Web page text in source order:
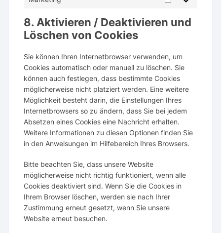
Marketing
8. Aktivieren / Deaktivieren und
Löschen von Cookies
Sie können Ihren Internetbrowser verwenden, um
Cookies automatisch oder manuell zu löschen. Sie
können auch festlegen, dass bestimmte Cookies
möglicherweise nicht platziert werden. Eine weitere
Möglichkeit besteht darin, die Einstellungen Ihres
Internetbrowsers so zu ändern, dass Sie bei jedem
Absetzen eines Cookies eine Nachricht erhalten.
Weitere Informationen zu diesen Optionen finden Sie
in den Anweisungen im Hilfebereich Ihres Browsers.
Bitte beachten Sie, dass unsere Website
möglicherweise nicht richtig funktioniert, wenn alle
Cookies deaktiviert sind. Wenn Sie die Cookies in
Ihrem Browser löschen, werden sie nach Ihrer
Zustimmung erneut gesetzt, wenn Sie unsere
Website erneut besuchen.